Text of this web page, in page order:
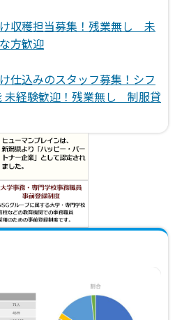
収穫担当募集！残業無し 未
方歓迎
仕込みのスタッフ募集！シフ
未経験歓迎！残業無し 制服貸